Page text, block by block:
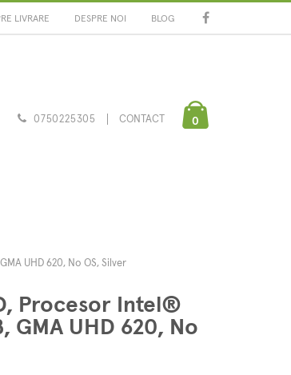
LIVRARE DESPRE NOI BLOG
0750225305 CONTACT 0
UHD 620, No OS, Silver
Procesor Intel®
GMA UHD 620, No